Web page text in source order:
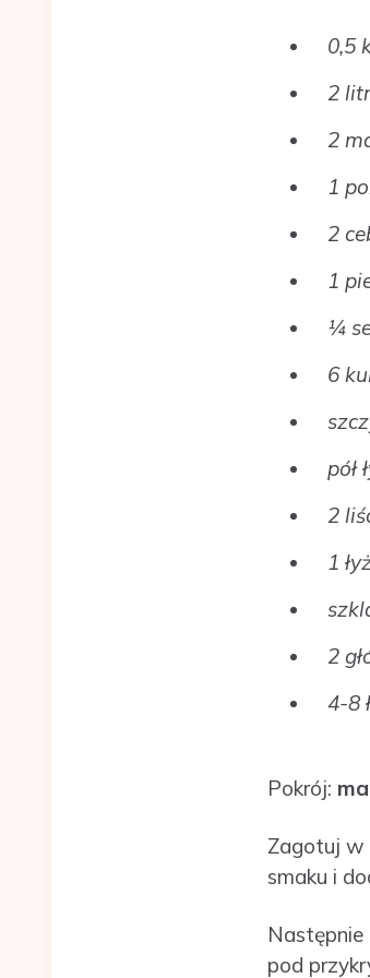
0,5
2
2
1
2
1
¼
6
pół
2
1
2
4-8
Pokrój:
Zagotuj w
smaku i
pod